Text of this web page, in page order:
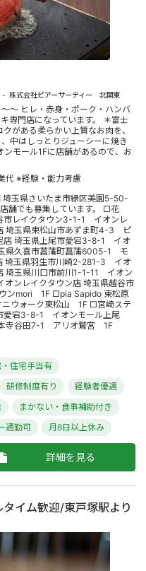
株式会社ピアーサーティー 北関東
～ ヒレ・赤身・ポーク・ハンバ
専門店になっています。 ＊富士
がある柔らかい上質なお肉を、
中はしっとりジューシーに焼き
モール1Fに店舗があるので、お
※経験・能力考慮
玉県さいたま市緑区美園5-50-
舗でも募集しています。 □花
市レイクタウン3-1-1 イオンレ
玉県東松山市あずま町4-3 ピ
埼玉県上尾市愛宕3-8-1 イオ
県久喜市菖蒲町菖蒲6005-1 モ
埼玉県羽生市川崎2-281-3 イオ
玉県川口市前川1-1-11 イオン
ンレイクタウン店 埼玉県越谷市
ンmori 1F □pia Sapido 東松原
ウォーク東松山 1F □宮崎ステ
愛宕3-8-1 イオンモール上尾
寺谷田7-1 アリオ鷲宮 1F
住宅手当有
研修制度有り
経験者優遇
まかない・食事補助付き
通勤可 月8日以上休み
詳細を見る
イム歓迎/東戸塚駅より